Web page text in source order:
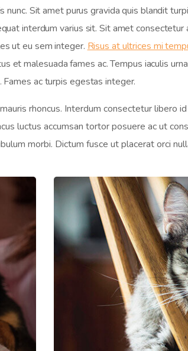
nunc. Sit amet purus gravida quis blandit
interdum varius sit. Sit amet
ut eu sem integer. Risus at ultrices mi
et malesuada fames ac. Tempus iaculis
ac turpis egestas integer.
rhoncus. Interdum consectetur libero
luctus accumsan tortor posuere ac ut
morbi. Dictum fusce ut placerat orci